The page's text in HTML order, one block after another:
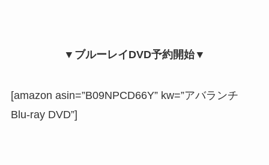
▼ブルーレイDVD予約開始▼
[amazon asin=”B09NPCD66Y” kw=”アバランチ
Blu-ray DVD”]